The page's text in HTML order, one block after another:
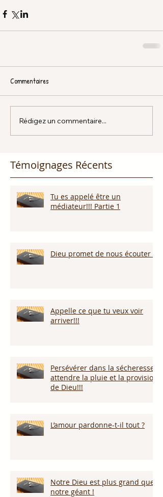
Commentaires
Rédigez un commentaire...
Témoignages Récents
Tu es appelé être un
médiateur!!! Partie 1
Dieu promet de nous écouter !
Appelle ce que tu veux voir
arriver!!!
Persévérer dans la sécheresse :
attendre la pluie et la provision
de Dieu!!!
L’amour pardonne-t-il tout ?
Notre Dieu est plus grand que
notre géant !